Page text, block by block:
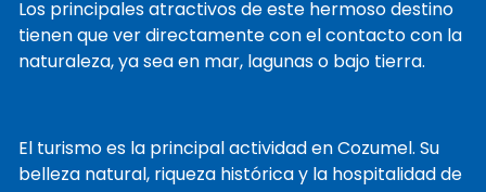
Los principales atractivos de este hermoso destino
tienen que ver directamente con el contacto con la
naturaleza, ya sea en mar, lagunas o bajo tierra.
El turismo es la principal actividad en Cozumel. Su
belleza natural, riqueza histórica y la hospitalidad de